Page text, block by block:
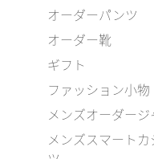
オーダーパンツ
オーダー靴
ギフト
ファッション小物
メンズオーダージ
メンズスマート